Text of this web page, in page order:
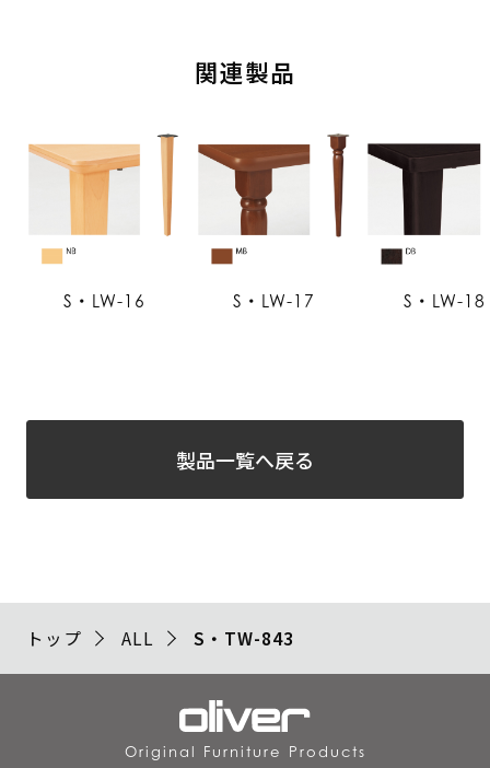
関連製品
S・LW-16 S・LW-17 S・LW-18
製品一覧へ戻る
トップ ALL S・TW-843
Original Furniture Products